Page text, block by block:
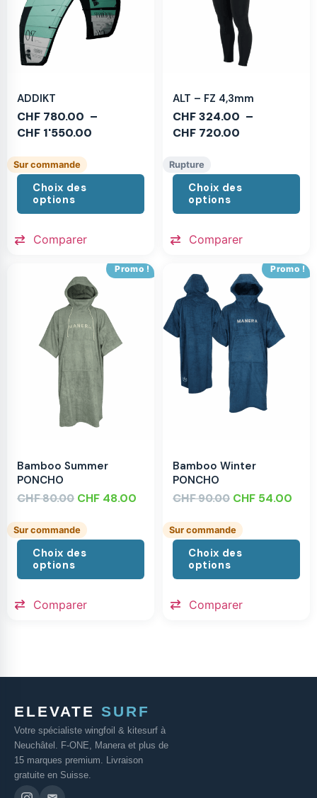
ADDIKT
CHF 780.00 –
CHF 1'550.00
Sur commande
Choix des
options
Comparer
ALT – FZ 4,3mm
CHF324.00 –
CHF 720.00
Rupture
Choix des
options
Comparer
Promo !
Bamboo Summer
PONCHO
CHF80.00 CHF 48.00
Sur commande
Choix des
options
Comparer
Promo !
Bamboo Winter
PONCHO
CHF90.00 CHF 54.00
Sur commande
Choix des
options
Comparer
ELEVATE SURF
Votre spécialiste wingfoil & kitesurf à
Neuchâtel. F-ONE, Manera et plus de
15 marques premium. Livraison
gratuite en Suisse.